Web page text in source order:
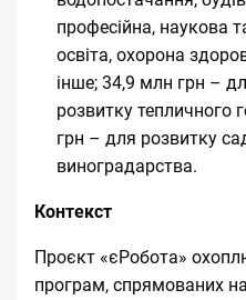
професійна, наукова
освіта, охорона
інше; 34,9 млн грн –
розвитку тепличного
грн – для розвитку
виноградарства.
Контекст
Проєкт «єРобота»
програм, спрямованих